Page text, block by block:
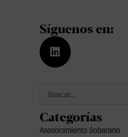
Síguenos en:
Categorías
Asesoramiento Soberano